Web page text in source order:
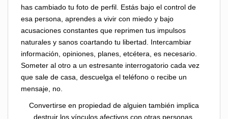
has cambiado tu foto de perfil. Estás bajo el control de
esa persona, aprendes a vivir con miedo y bajo
acusaciones constantes que reprimen tus impulsos
naturales y sanos coartando tu libertad. Intercambiar
información, opiniones, planes, etcétera, es necesario.
Someter al otro a un estresante interrogatorio cada vez
que sale de casa, descuelga el teléfono o recibe un
mensaje, no.
Convertirse en propiedad de alguien también implica
destruir los vínculos afectivos con otras personas.